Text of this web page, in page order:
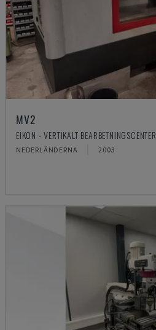
MV2
EIKON - VERTIKALT BEARBETNINGSCENTER
NEDERLÄNDERNA 2003